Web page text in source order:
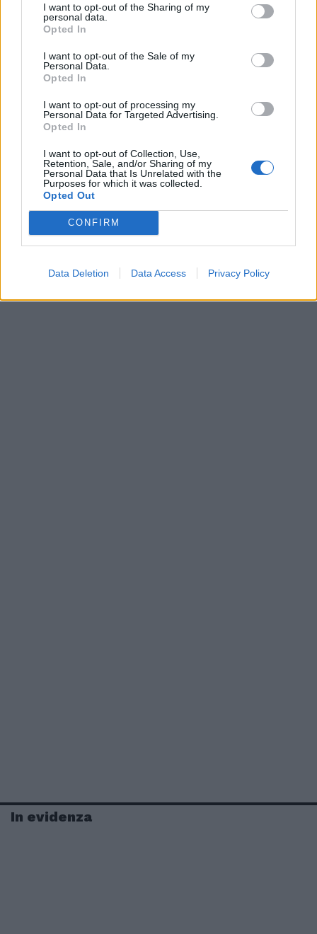
I want to opt-out of the Sharing of my
personal data.
Opted In
I want to opt-out of the Sale of my
Personal Data.
Opted In
I want to opt-out of processing my
Personal Data for Targeted Advertising.
Opted In
I want to opt-out of Collection, Use,
Retention, Sale, and/or Sharing of my
Personal Data that Is Unrelated with the
Purposes for which it was collected.
Opted Out
CONFIRM
Data Deletion Data Access Privacy Policy
In evidenza